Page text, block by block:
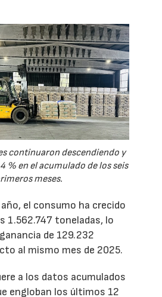
continuaron descendiendo y
% en el acumulado de los seis
meses.
el consumo ha crecido
1.562.747 toneladas, lo
de 129.232
al mismo mes de 2025.
a los datos acumulados
engloban los últimos 12